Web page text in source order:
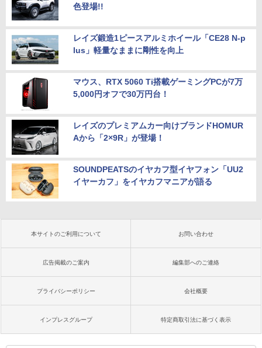
色登場!!
レイズ鍛造1ピースアルミホイール「CE28 N-p
lus」軽量なままに剛性を向上
マウス、RTX 5060 Ti搭載ゲーミングPCが7万
5,000円オフで30万円台！
レイズのプレミアムカー向けブランドHOMUR
Aから「2×9R」が登場！
SOUNDPEATSのイヤカフ型イヤフォン「UU2
イヤーカフ」をイヤカフマニアが語る
本サイトのご利用について お問い合わせ
広告掲載のご案内 編集部へのご連絡
プライバシーポリシー 会社概要
インプレスグループ 特定商取引法に基づく表示